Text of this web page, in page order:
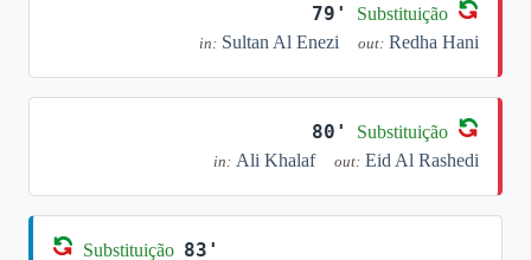
79' Substituição
in: Sultan Al Enezi out: Redha Hani
80' Substituição
in: Ali Khalaf out: Eid Al Rashedi
Substituição 83'